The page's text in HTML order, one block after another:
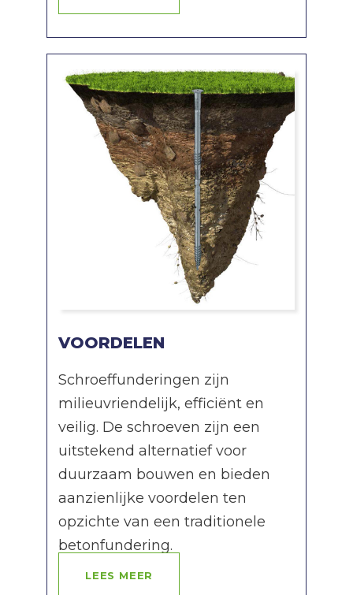
VOORDELEN
Schroeffunderingen zijn
milieuvriendelijk, efficiënt en
veilig. De schroeven zijn een
uitstekend alternatief voor
duurzaam bouwen en bieden
aanzienlijke voordelen ten
opzichte van een traditionele
betonfundering.
LEES MEER